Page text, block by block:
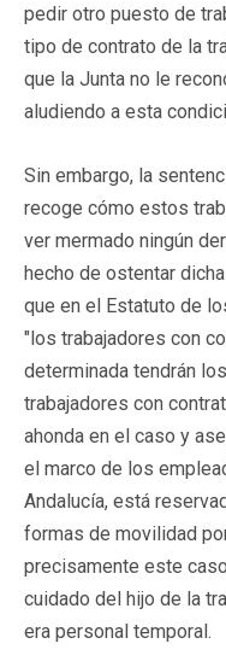
pedir otro puesto de
tipo de contrato de la
que la Junta no le
aludiendo a esta
Sin embargo, la
recoge cómo estos
ver mermado ningún
hecho de ostentar
que en el Estatuto de
"los trabajadores con
determinada tendrán
trabajadores con
ahonda en el caso y
el marco de los
Andalucía, está
formas de movilidad
precisamente este
cuidado del hijo de la
era personal temporal.